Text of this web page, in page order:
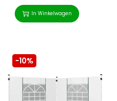
In Winkelwagen
-10%